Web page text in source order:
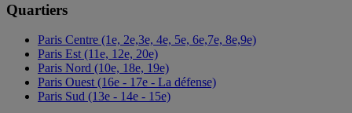
Quartiers
Paris Centre (1e, 2e,3e, 4e, 5e, 6e,7e, 8e,9e)
Paris Est (11e, 12e, 20e)
Paris Nord (10e, 18e, 19e)
Paris Ouest (16e - 17e - La défense)
Paris Sud (13e - 14e - 15e)